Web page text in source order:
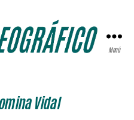
Menú
Vidal